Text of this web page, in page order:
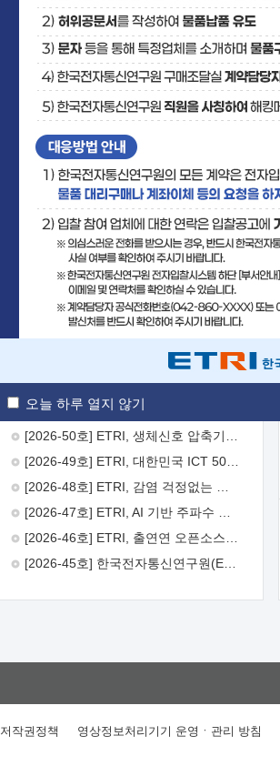
오늘 하루 열지 않기
보도자료
[2026-51호] ETRI, 항로표지 해양 IoT 무선통신체계 개발 나선다
저작권정책 영상정보처리기기 운영ㆍ관리 방침